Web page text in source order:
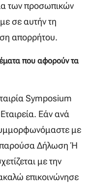
των προσωπικών
σε αυτήν τη
απορρήτου.
που αφορούν τα
Symposium
Εάν ανά
με
παρούσα Δήλωση ή
με την
επικοινώνησε